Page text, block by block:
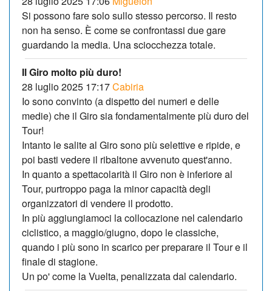
Si possono fare solo sullo stesso percorso. Il resto
non ha senso. È come se confrontassi due gare
guardando la media. Una sciocchezza totale.
Il Giro molto più duro!
28 luglio 2025 17:17Cabiria
Io sono convinto (a dispetto dei numeri e delle
medie) che il Giro sia fondamentalmente più duro del
Tour!
Intanto le salite al Giro sono più selettive e ripide, e
poi basti vedere il ribaltone avvenuto quest'anno.
In quanto a spettacolarità il Giro non è inferiore al
Tour, purtroppo paga la minor capacità degli
organizzatori di vendere il prodotto.
In più aggiungiamoci la collocazione nel calendario
ciclistico, a maggio/giugno, dopo le classiche,
quando i più sono in scarico per preparare il Tour e il
finale di stagione.
Un po' come la Vuelta, penalizzata dal calendario.